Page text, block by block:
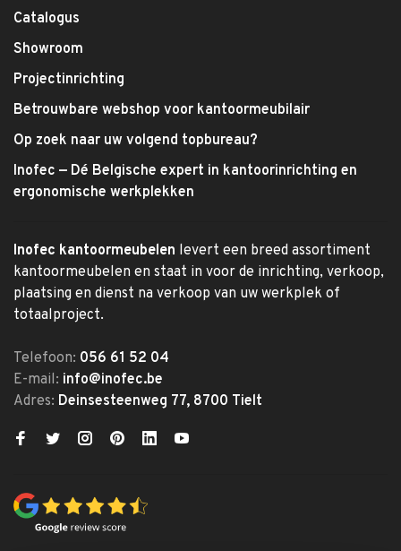
Catalogus
Showroom
Projectinrichting
Betrouwbare webshop voor kantoormeubilair
Op zoek naar uw volgend topbureau?
Inofec — Dé Belgische expert in kantoorinrichting en
ergonomische werkplekken
Inofec kantoormeubelen levert een breed assortiment
kantoormeubelen en staat in voor de inrichting, verkoop,
plaatsing en dienst na verkoop van uw werkplek of
totaalproject.
Telefoon: 056 61 52 04
E-mail: info@inofec.be
Adres: Deinsesteenweg 77, 8700 Tielt